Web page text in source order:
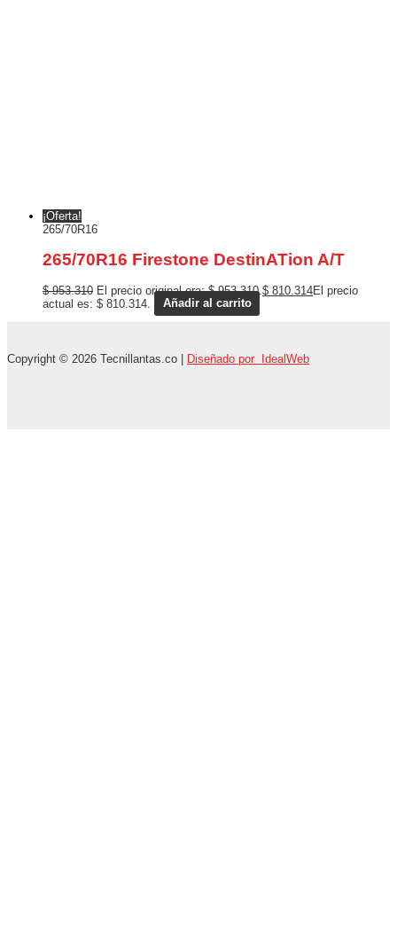
¡Oferta!
265/70R16
265/70R16 Firestone DestinATion A/T
$953.310 El precio original era: $ 953.310. $ 810.314El precio
actual es: $ 810.314.
Añadir al carrito
Copyright © 2026 Tecnillantas.co | Diseñado por IdealWeb